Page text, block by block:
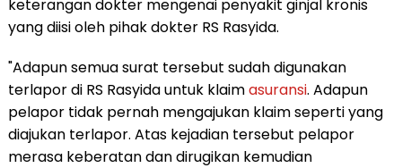
keterangan dokter mengenai penyakit ginjal kronis
yang diisi oleh pihak dokter RS Rasyida.
"Adapun semua surat tersebut sudah digunakan
terlapor di RS Rasyida untuk klaimasuransi. Adapun
pelapor tidak pernah mengajukan klaim seperti yang
diajukan terlapor. Atas kejadian tersebut pelapor
merasa keberatan dan dirugikan kemudian